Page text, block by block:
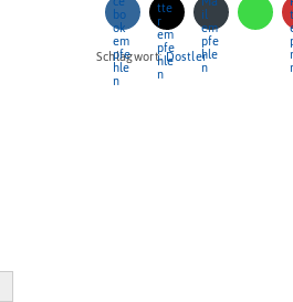
Schlagwort:Dostler